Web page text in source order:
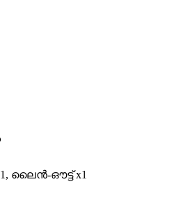
ലൈൻ-ഔട്ട് x1